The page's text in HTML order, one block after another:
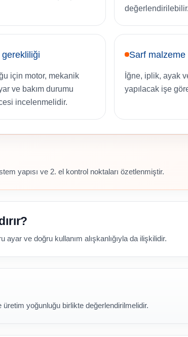
değerlendirilebilir.
için motor, mekanik
ve bakım durumu
incelenmelidir.
Sarf malzeme
İğne, iplik, ayak
yapılacak işe
yapısı ve 2. el kontrol noktaları özetlenmiştir.
ve doğru kullanım alışkanlığıyla da ilişkilidir.
üretim yoğunluğu birlikte değerlendirilmelidir.